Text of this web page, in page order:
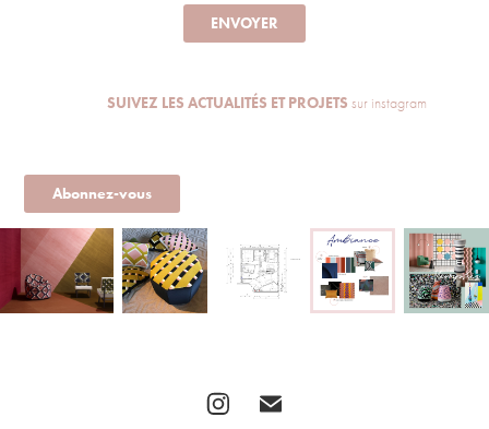
ENVOYER
SUIVEZ LES ACTUALITÉS ET PROJETS sur instagram
Abonnez-vous